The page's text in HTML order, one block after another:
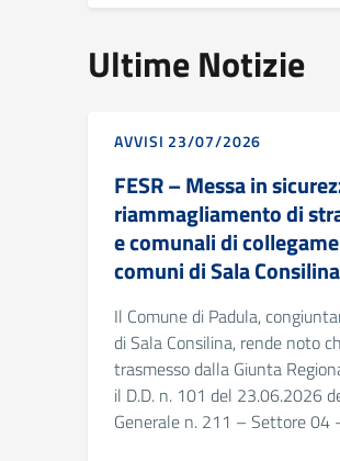
Ultime Notizie
AVVISI 23/07/2026
FESR – Messa in
riammagliamento di
e comunali di
comuni di Sala
Il Comune di Padula,
di Sala Consilina, rende noto
trasmesso dalla Giunta
il D.D. n. 101 del 23.06.2026
Generale n. 211 – Settore 04